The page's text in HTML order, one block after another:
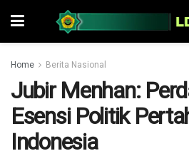
Home Berita Nasional
Jubir Menhan:
Esensi Politik
Indonesia